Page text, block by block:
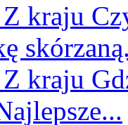
Z kraju
Z kraju